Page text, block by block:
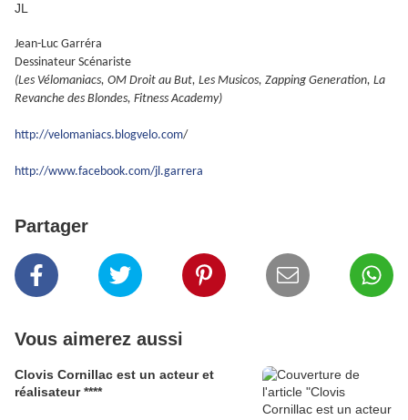
JL
Jean-Luc Garréra
Dessinateur Scénariste
(Les Vélomaniacs, OM Droit au But, Les Musicos, Zapping Generation, La
Revanche des Blondes, Fitness Academy)
http://velomaniacs.blogvelo.com/
http://www.facebook.com/jl.garrera
Partager
Vous aimerez aussi
Clovis Cornillac est un acteur et
réalisateur ****